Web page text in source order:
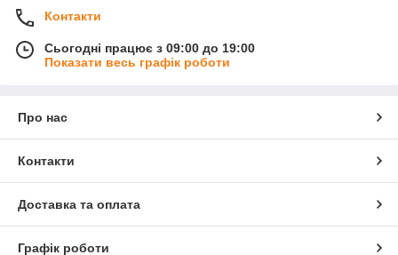
Контакти
Сьогодні працює з 09:00 до 19:00
Показати весь графік роботи
Про нас
Контакти
Доставка та оплата
Графік роботи